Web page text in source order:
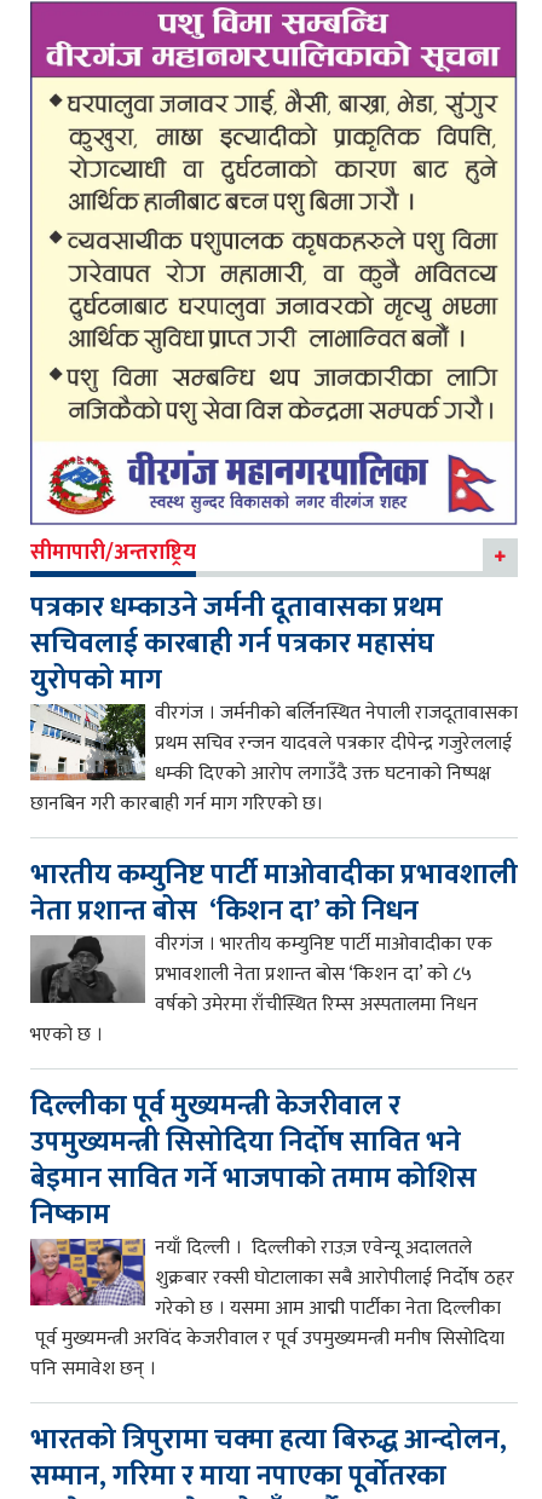
सीमापारी/अन्तराष्ट्रिय
पत्रकार धम्काउने जर्मनी दूतावासका प्रथम
सचिवलाई कारबाही गर्न पत्रकार महासंघ
युरोपको माग
वीरगंज । जर्मनीको बर्लिनस्थित नेपाली राजदूतावासका
प्रथम सचिव रन्जन यादवले पत्रकार दीपेन्द्र गजुरेललाई
धम्की दिएको आरोप लगाउँदै उक्त घटनाको निष्पक्ष
छानबिन गरी कारबाही गर्न माग गरिएको छ।
भारतीय कम्युनिष्ट पार्टी माओवादीका प्रभावशाली
नेता प्रशान्त बोस ‘किशन दा’ को निधन
वीरगंज । भारतीय कम्युनिष्ट पार्टी माओवादीका एक
प्रभावशाली नेता प्रशान्त बोस ‘किशन दा’ को ८५
वर्षको उमेरमा राँचीस्थित रिम्स अस्पतालमा निधन
भएको छ ।
दिल्लीका पूर्व मुख्यमन्त्री केजरीवाल र
उपमुख्यमन्त्री सिसोदिया निर्दोष सावित भने
बेइमान सावित गर्ने भाजपाको तमाम कोशिस
निष्काम
नयाँ दिल्ली । दिल्लीको राउज़ एवेन्यू अदालतले
शुक्रबार रक्सी घोटालाका सबै आरोपीलाई निर्दोष ठहर
गरेको छ । यसमा आम आद्मी पार्टीका नेता दिल्लीका
पूर्व मुख्यमन्त्री अरविंद केजरीवाल र पूर्व उपमुख्यमन्त्री मनीष सिसोदिया
पनि समावेश छन् ।
भारतको त्रिपुरामा चक्मा हत्या बिरुद्ध आन्दोलन,
सम्मान, गरिमा र माया नपाएका पूर्वोतरका